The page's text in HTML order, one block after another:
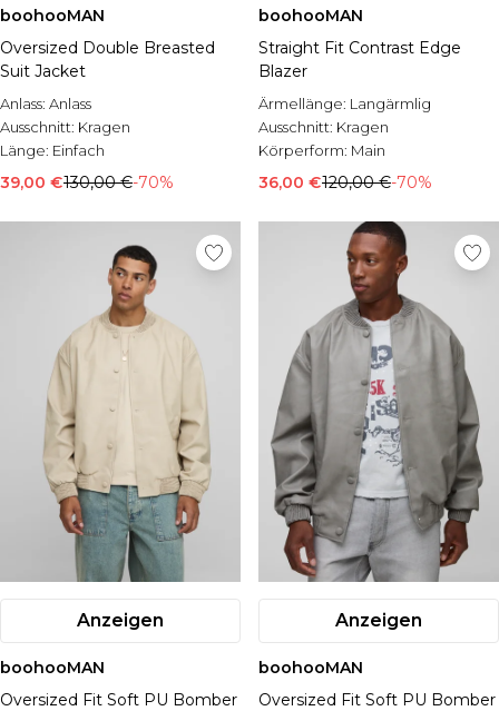
boohooMAN
Oversized Double Breasted
Suit Jacket
Anlass: Anlass
Ausschnitt: Kragen
Länge: Einfach
39,00 €130,00 €-70%
boohooMAN
Straight Fit Contrast Edge
Blazer
Ärmellänge: Langärmlig
Ausschnitt: Kragen
Körperform: Main
36,00 €120,00 €-70%
Anzeigen
boohooMAN
Oversized Fit Soft PU Bomber
Anzeigen
boohooMAN
Oversized Fit Soft PU Bomber